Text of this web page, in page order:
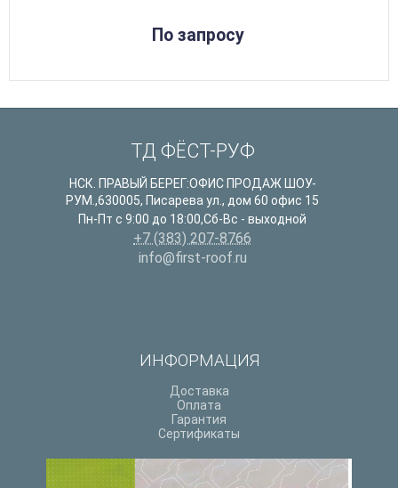
По запросу
ТД ФЁСТ-РУФ
НСК. ПРАВЫЙ БЕРЕГ:ОФИС ПРОДАЖ ШОУ-
РУМ.,630005, Писарева ул., дом 60 офис 15
Пн-Пт с 9:00 до 18:00,Сб-Вс - выходной
+7 (383) 207-8766
info@first-roof.ru
ИНФОРМАЦИЯ
Доставка
Оплата
Гарантия
Сертификаты